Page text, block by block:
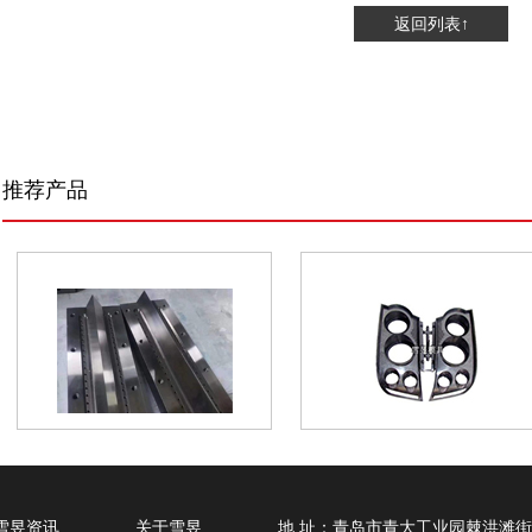
返回列表↑
推荐产品
昱资讯 关于雪昱 地 址：青岛市青大工业园棘洪滩